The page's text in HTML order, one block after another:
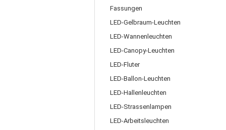
Fassungen
LED-Gelbraum-Leuchten
LED-Wannenleuchten
LED-Canopy-Leuchten
LED-Fluter
LED-Ballon-Leuchten
LED-Hallenleuchten
LED-Strassenlampen
LED-Arbeitsleuchten